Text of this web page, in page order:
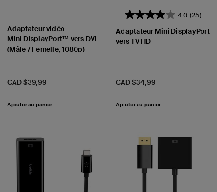
Adaptateur vidéo
Mini DisplayPort™ vers DVI
(Mâle / Femelle, 1080p)
Prix:
CAD $39,99
Ajouter au panier
4.0 (25)
Adaptateur Mini DisplayPort
vers TV HD
Prix:
CAD $34,99
Ajouter au panier